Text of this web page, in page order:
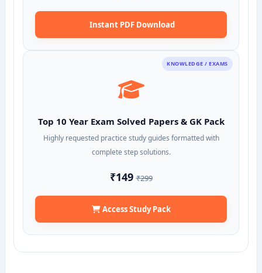
Instant PDF Download
KNOWLEDGE / EXAMS
Top 10 Year Exam Solved Papers & GK Pack
Highly requested practice study guides formatted with
complete step solutions.
₹149₹299
Access Study Pack